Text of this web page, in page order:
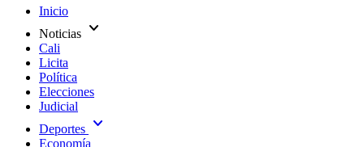
Inicio
Noticias expand_more
Cali
Licita
Política
Elecciones
Judicial
Deportes expand_more
Economía